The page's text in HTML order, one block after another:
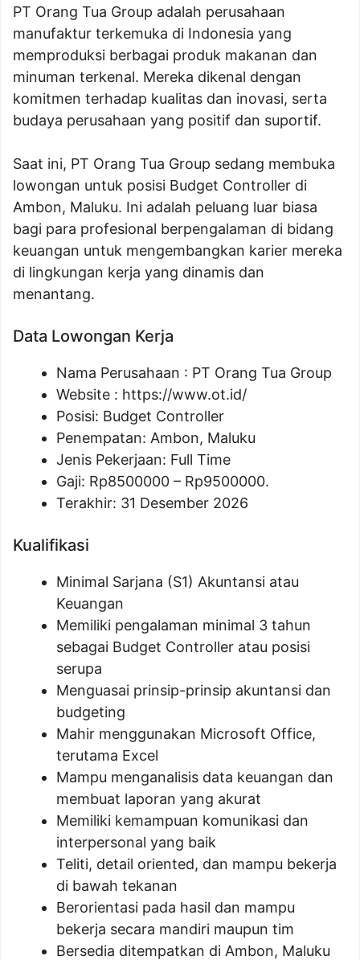
PT Orang Tua Group adalah perusahaan
manufaktur terkemuka di Indonesia yang
memproduksi berbagai produk makanan dan
minuman terkenal. Mereka dikenal dengan
komitmen terhadap kualitas dan inovasi, serta
budaya perusahaan yang positif dan suportif.
Saat ini, PT Orang Tua Group sedang membuka
lowongan untuk posisi Budget Controller di
Ambon, Maluku. Ini adalah peluang luar biasa
bagi para profesional berpengalaman di bidang
keuangan untuk mengembangkan karier mereka
di lingkungan kerja yang dinamis dan
menantang.
Data Lowongan Kerja
Nama Perusahaan : PT Orang Tua Group
Website : https://www.ot.id/
Posisi: Budget Controller
Penempatan: Ambon, Maluku
Jenis Pekerjaan: Full Time
Gaji: Rp8500000 – Rp9500000.
Terakhir: 31 Desember 2026
Kualifikasi
Minimal Sarjana (S1) Akuntansi atau
Keuangan
Memiliki pengalaman minimal 3 tahun
sebagai Budget Controller atau posisi
serupa
Menguasai prinsip-prinsip akuntansi dan
budgeting
Mahir menggunakan Microsoft Office,
terutama Excel
Mampu menganalisis data keuangan dan
membuat laporan yang akurat
Memiliki kemampuan komunikasi dan
interpersonal yang baik
Teliti, detail oriented, dan mampu bekerja
di bawah tekanan
Berorientasi pada hasil dan mampu
bekerja secara mandiri maupun tim
Bersedia ditempatkan di Ambon, Maluku